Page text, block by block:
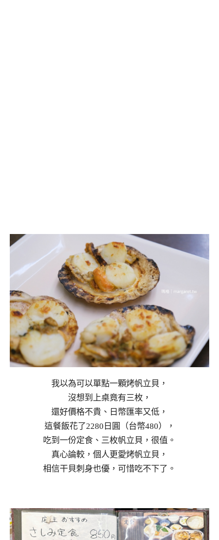
我以為可以單點一顆烤帆立貝，
沒想到上桌竟有三枚，
還好價格不貴、日幣匯率又低，
這餐飯花了2280日圓（台幣480），
吃到一份定食、三枚帆立貝，很值。
真心論較，個人更愛烤帆立貝，
相信干貝刺身也優，可惜吃不下了。